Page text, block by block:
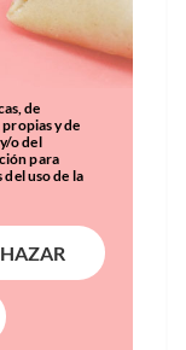
de
y de
o del
para
uso de la